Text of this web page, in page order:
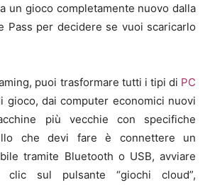
un gioco completamente nuovo dalla
Pass per decidere se vuoi scaricarlo
puoi trasformare tutti i tipi di PC
gioco, dai computer economici nuovi
più vecchie con specifiche
che devi fare è connettere un
tramite Bluetooth o USB, avviare
clic sul pulsante “giochi cloud”,